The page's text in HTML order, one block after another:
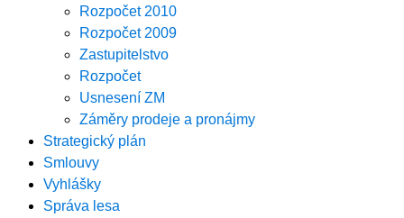
Rozpočet 2010
Rozpočet 2009
Zastupitelstvo
Rozpočet
Usnesení ZM
Záměry prodeje a pronájmy
Strategický plán
Smlouvy
Vyhlášky
Správa lesa